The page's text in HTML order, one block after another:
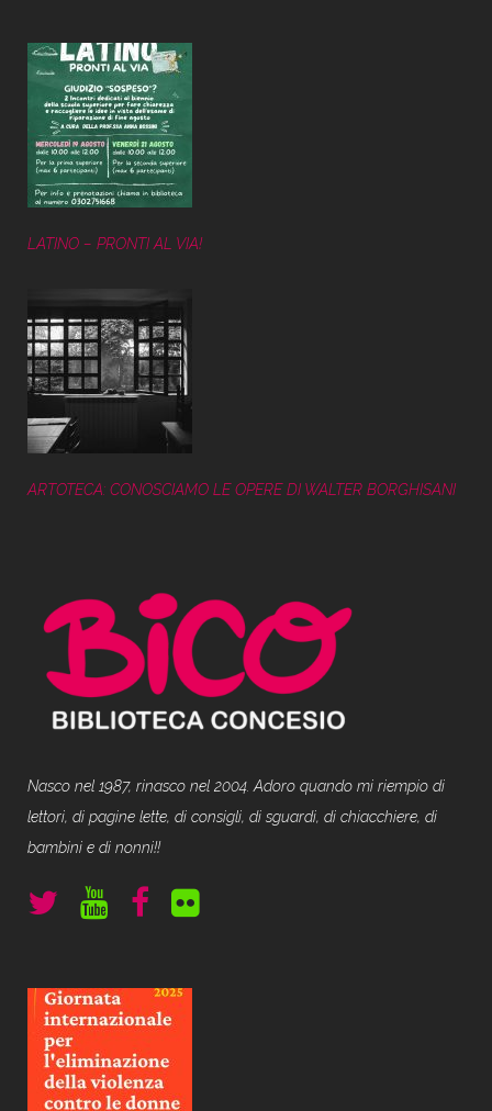
LATINO – PRONTI AL VIA!
ARTOTECA: CONOSCIAMO LE OPERE DI WALTER BORGHISANI
Nasco nel 1987, rinasco nel 2004. Adoro quando mi riempio di
lettori, di pagine lette, di consigli, di sguardi, di chiacchiere, di
bambini e di nonni!!